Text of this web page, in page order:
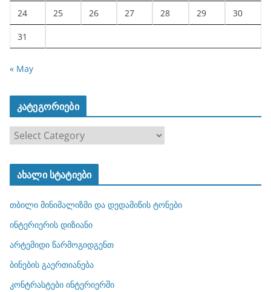
24 25 26 27 28 29 30
31
« May
კატეგორიები
ტ
ო
რ
ბ
ი
ახალი სტატიები
თბილი მინიმალიზმი და დედამიწის ტონები
ინტერიერის დიზიანი
არტემიდი წარმოგიდგენთ
ბინების გაერთიანება
კონტრასტები ინტერიერში